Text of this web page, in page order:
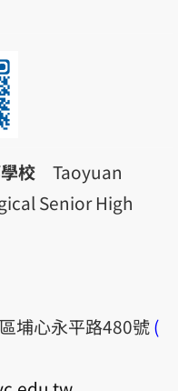
校 Taoyuan
Senior High
埔心永平路480號(